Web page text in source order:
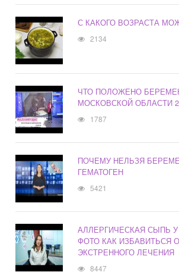
С КАКОГО ВОЗРАСТА
2134
ЧТО ПОЛОЖЕНО
МОСКОВСКОЙ ОБЛАСТИ
1787
ПОЧЕМУ НЕЛЬЗЯ
ГЕМАТОГЕН
5421
АЛЛЕРГИЧЕСКАЯ СЫПЬ У
ФОТО КАК ИЗБАВИТЬСЯ
ЭКСТРЕННОГО ЛЕЧЕНИЯ
8447